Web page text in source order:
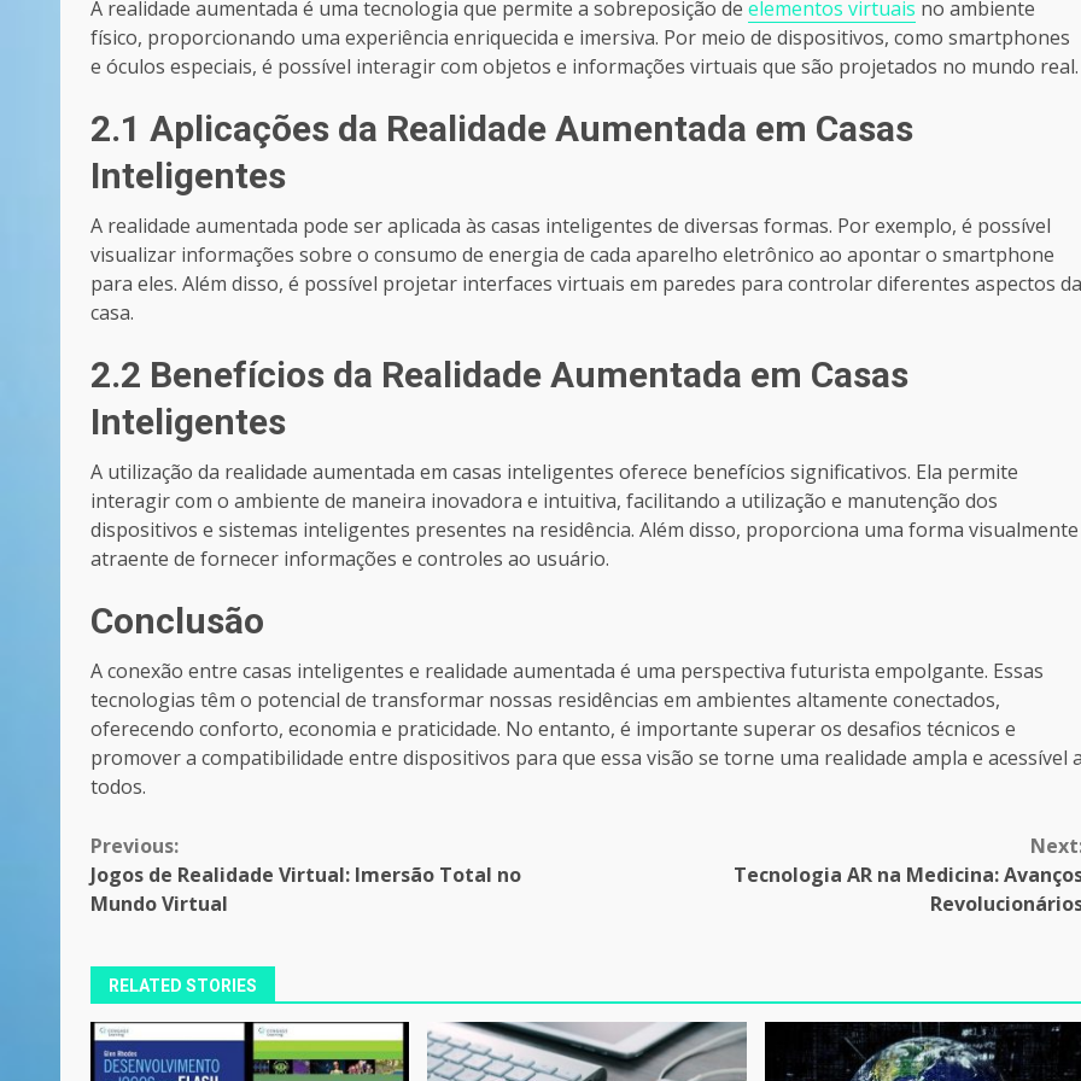
A realidade aumentada é uma tecnologia que permite a sobreposição de elementos virtuais no ambiente
físico, proporcionando uma experiência enriquecida e imersiva. Por meio de dispositivos, como smartphones
e óculos especiais, é possível interagir com objetos e informações virtuais que são projetados no mundo real.
2.1 Aplicações da Realidade Aumentada em Casas
Inteligentes
A realidade aumentada pode ser aplicada às casas inteligentes de diversas formas. Por exemplo, é possível
visualizar informações sobre o consumo de energia de cada aparelho eletrônico ao apontar o smartphone
para eles. Além disso, é possível projetar interfaces virtuais em paredes para controlar diferentes aspectos da
casa.
2.2 Benefícios da Realidade Aumentada em Casas
Inteligentes
A utilização da realidade aumentada em casas inteligentes oferece benefícios significativos. Ela permite
interagir com o ambiente de maneira inovadora e intuitiva, facilitando a utilização e manutenção dos
dispositivos e sistemas inteligentes presentes na residência. Além disso, proporciona uma forma visualmente
atraente de fornecer informações e controles ao usuário.
Conclusão
A conexão entre casas inteligentes e realidade aumentada é uma perspectiva futurista empolgante. Essas
tecnologias têm o potencial de transformar nossas residências em ambientes altamente conectados,
oferecendo conforto, economia e praticidade. No entanto, é importante superar os desafios técnicos e
promover a compatibilidade entre dispositivos para que essa visão se torne uma realidade ampla e acessível
todos.
Continue
Reading
Previous:
Jogos de Realidade Virtual: Imersão Total no
Mundo Virtual
Tecnologia AR na Medicina:
RELATED STORIES